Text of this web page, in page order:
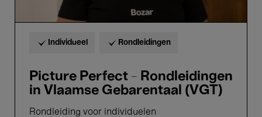
Individueel Rondleidingen
Picture Perfect - Rondleidingen
in Vlaamse Gebarentaal (VGT)
Rondleiding voor individuelen